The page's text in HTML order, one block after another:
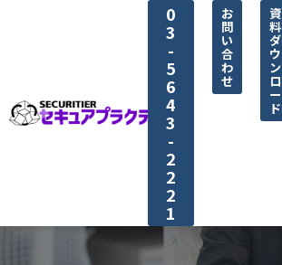
0
3
-
5
6
4
3
-
2
2
2
1
お
問
い
合
わ
せ
資
料
ダ
ウ
ン
ロ
ー
ド
セキュアプラクティス®とは